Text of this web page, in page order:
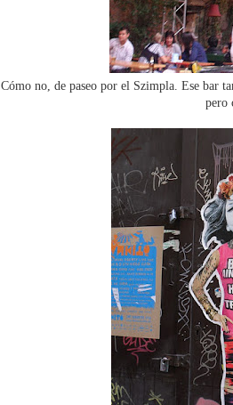
Cómo no, de paseo por el Szimpla. Ese bar
pero